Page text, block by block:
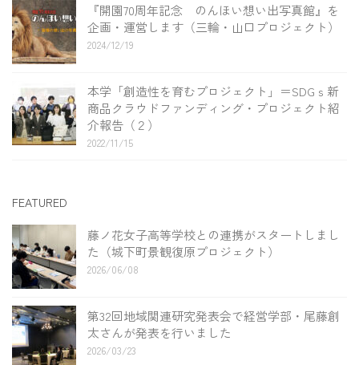
『開園70周年記念 のんほい想い出写真館』を
企画・運営します（三輪・山口プロジェクト）
2024/12/19
本学「創造性を育むプロジェクト」＝SDGｓ新
商品クラウドファンディング・プロジェクト紹
介報告（２）
2022/11/15
FEATURED
藤ノ花女子高等学校との連携がスタートしまし
た（城下町景観復原プロジェクト）
2026/06/08
第32回地域関連研究発表会で経営学部・尾藤創
太さんが発表を行いました
2026/03/23